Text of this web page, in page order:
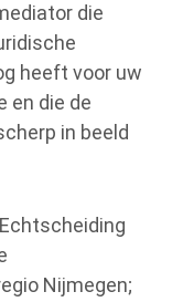
die
heeft voor uw
en die de
in beeld
Nijmegen;